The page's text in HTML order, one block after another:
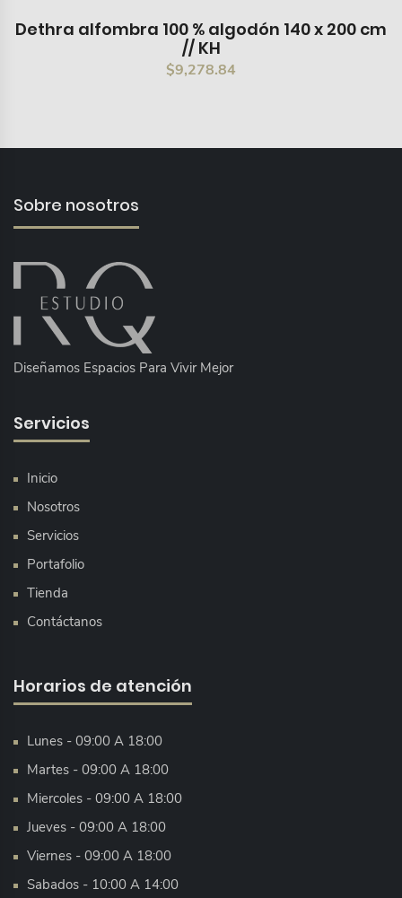
Dethra alfombra 100 % algodón 140 x 200 cm
// KH
$9,278.84
Sobre nosotros
Diseñamos Espacios Para Vivir Mejor
Servicios
Inicio
Nosotros
Servicios
Portafolio
Tienda
Contáctanos
Horarios de atención
Lunes - 09:00 A 18:00
Martes - 09:00 A 18:00
Miercoles - 09:00 A 18:00
Jueves - 09:00 A 18:00
Viernes - 09:00 A 18:00
Sabados - 10:00 A 14:00